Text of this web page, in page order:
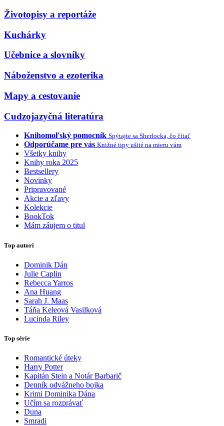
Životopisy a reportáže
Kuchárky
Učebnice a slovníky
Náboženstvo a ezoterika
Mapy a cestovanie
Cudzojazyčná literatúra
Knihomoľský pomocník Spýtajte sa Sherlocka, čo čítať
Odporúčame pre vás Knižné tipy ušité na mieru vám
Všetky knihy
Knihy roka 2025
Bestsellery
Novinky
Pripravované
Akcie a zľavy
Kolekcie
BookTok
Mám záujem o titul
Top autori
Dominik Dán
Julie Caplin
Rebecca Yarros
Ana Huang
Sarah J. Maas
Táňa Keleová Vasilková
Lucinda Riley
Top série
Romantické úteky
Harry Potter
Kapitán Stein a Notár Barbarič
Denník odvážneho bojka
Krimi Dominika Dána
Učím sa rozprávať
Duna
Smradi